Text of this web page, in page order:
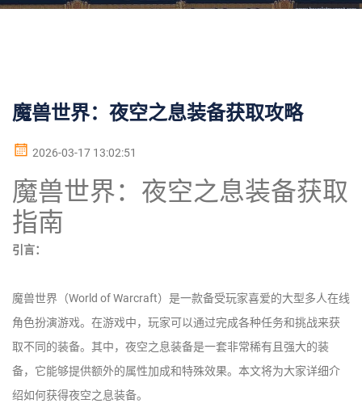
魔兽世界：夜空之息装备获取攻略
2026-03-17 13:02:51
魔兽世界：夜空之息装备获取
指南
引言：
魔兽世界（World of Warcraft）是一款备受玩家喜爱的大型多人在线
角色扮演游戏。在游戏中，玩家可以通过完成各种任务和挑战来获
取不同的装备。其中，夜空之息装备是一套非常稀有且强大的装
备，它能够提供额外的属性加成和特殊效果。本文将为大家详细介
绍如何获得夜空之息装备。